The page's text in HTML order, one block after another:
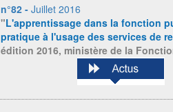
n°82 - Juillet 2016
"L'apprentissage dans la fonction
pratique à l'usage des services de
édition 2016, ministère de la